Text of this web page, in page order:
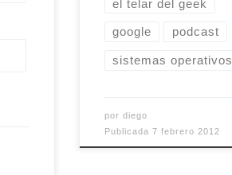
el telar del geek
google podcast
sistemas operativos
por diego
Publicada 7 febrero 2012